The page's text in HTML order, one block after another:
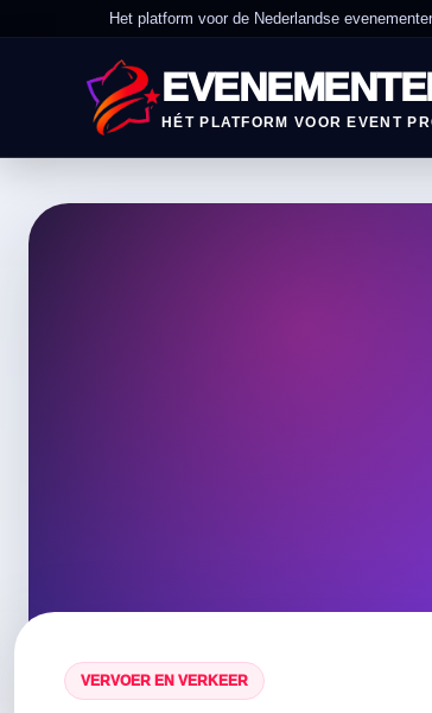
Het platform voor de Nederlandse
HÉT PLATFORM VOOR EVENT
VERVOER EN VERKEER